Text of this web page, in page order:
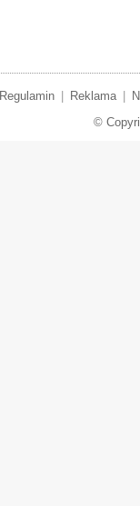
Regulamin Reklama
©